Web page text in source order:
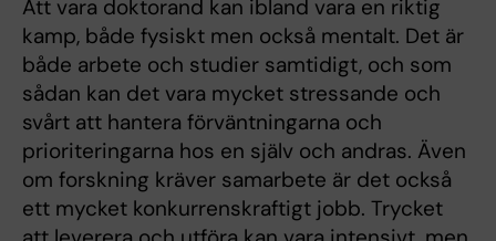
Att vara doktorand kan ibland vara en riktig
kamp, ​​både fysiskt men också mentalt. Det är
både arbete och studier samtidigt, och som
sådan kan det vara mycket stressande och
svårt att hantera förväntningarna och
prioriteringarna hos en själv och andras. Även
om forskning kräver samarbete är det också
ett mycket konkurrenskraftigt jobb. Trycket